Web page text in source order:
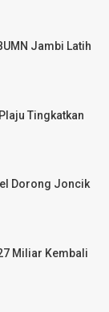
Jambi Latih
Tingkatkan
Dorong Joncik
Miliar Kembali